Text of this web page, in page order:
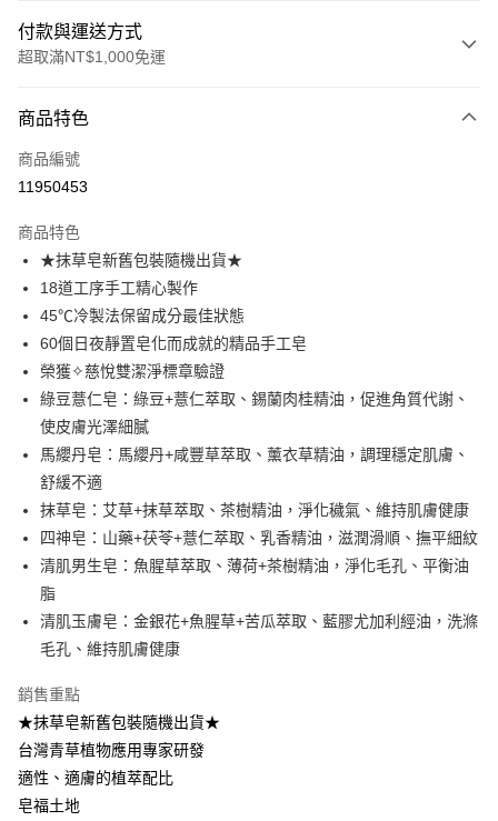
付款與運送方式
超取滿NT$1,000免運
信用卡一次付款
LINE Pay
街口支付
悠遊付
全盈+PAY
大哥付你分期
相關說明
【大哥付你分期使用說明】
1.本服務由台灣大哥大提供，台灣大哥大用戶可立即使用無須另外申請。
流程，驗證手機門號後，選擇欲分期的期數、繳款截止日，確認付款後即完
成交易。
3.實際核准額度、可分期數及費用金額請依後續交易確認頁面所載為準。
4.訂單成立30分鐘內，如未前往確認交易或遇審核未通過，訂單將自動取
消。如遇「轉專審核」未通過狀況，表示未達大哥付你分期系統評分，恕無
法說明評估內容。
【繳款方式說明】
1.分期款項不併入電信帳單，「大哥付你分期」於每月結算日後寄送繳費提
醒簡訊。
帳／街口支付／iPASS MONEY」等通路繳費。
【注意事項】
1.本服務係由「台灣大哥大股份有限公司」（以下簡稱本公司）所提供，讓
用戶於交易時，得透過本服務購買商品或服務，並由商店將買賣／分期付款
買賣價金債權讓與本公司後，依約使用本公司帳單繳交帳款。
2.基於同意付款使用「大哥付你分期」之契約關係目的，商店將以您的個人
AFTEE先享後付
相關說明
【關於「AFTEE先享後付」】
AFTEE先享後付是「在收到商品之後才付款」的支付方式。 讓您購物簡單
便利好安心！
１．簡單：不需註冊會員、不需綁卡、不需儲值。
３．安心：先確認商品／服務後，再付款。
【「AFTEE先享後付」結帳流程】
１．於結帳方式選擇「AFTEE先享後付」後，將跳轉至「AFTEE先享後付」
２．訂單成立數日內，您將收到繳費通知簡訊。
３．收到繳費通知簡訊後14天內，點擊此簡訊中的連結，可透過四大超商／
ATM／網路銀行／等多元方式進行付款，方視為交易完成。
※ 請注意：結帳手續完成當下不需立刻繳費，但若您需要取消訂單，請聯絡
購買商品的店家。未經商家同意取消之訂單仍視為有效，需透過AFTEE先享
後付繳納相關費用。
ATM付款
運送方式
⭕超取僅提供付款後全家取貨
每筆NT$999
⭕超取僅提供付款後7-11取貨
每筆NT$100，滿NT$1,000(含以上)免運費
商品特色
商品編號
11950453
商品特色
★抹草皂新舊包裝隨機出貨★
18道工序手工精心製作
45℃冷製法保留成分最佳狀態
60個日夜靜置皂化而成就的精品手工皂
榮獲✧慈悅雙潔淨標章驗證
綠豆薏仁皂：綠豆+薏仁萃取、錫蘭肉桂精油，促進角質代謝、
使皮膚光澤細膩
馬纓丹皂：馬纓丹+咸豐草萃取、薰衣草精油，調理穩定肌膚、
舒緩不適
抹草皂：艾草+抹草萃取、茶樹精油，淨化穢氣、維持肌膚健康
四神皂：山藥+茯苓+薏仁萃取、乳香精油，滋潤滑順、撫平細紋
清肌男生皂：魚腥草萃取、薄荷+茶樹精油，淨化毛孔、平衡油
脂
清肌玉膚皂：金銀花+魚腥草+苦瓜萃取、藍膠尤加利經油，洗滌
毛孔、維持肌膚健康
銷售重點
★抹草皂新舊包裝隨機出貨★
台灣青草植物應用專家研發
適性、適膚的植萃配比
皂福土地